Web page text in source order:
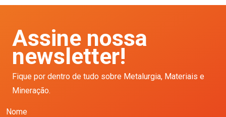
Assine nossa
newsletter!
Fique por dentro de tudo sobre Metalurgia, Materiais e
Mineração.
Nome